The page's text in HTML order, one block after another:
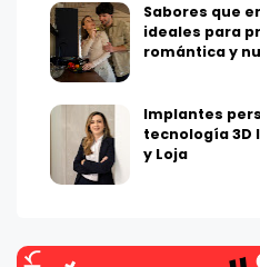
Sabores que
ideales para
romántica y
Implantes
tecnología 3D
y Loja